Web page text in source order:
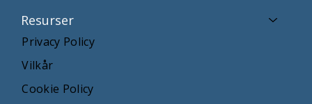
Privacy Policy
Resurser
Vilkår
Cookie Policy